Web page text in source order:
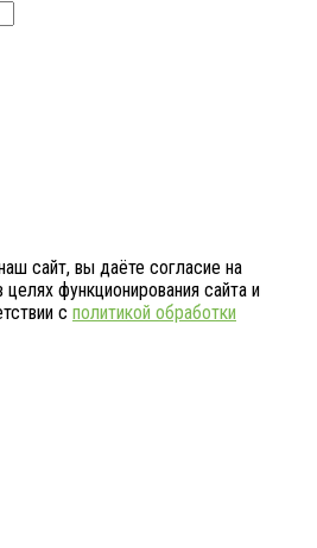
сайт, вы даёте согласие на
функционирования сайта и
с политикой обработки